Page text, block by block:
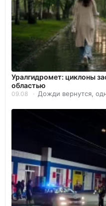
Уралгидромет: циклоны
областью
09.08 Дожди вернутся,